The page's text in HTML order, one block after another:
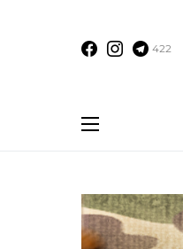
422